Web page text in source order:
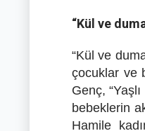
“Kül ve
“Kül ve
çocuklar ve
Genç,
bebeklerin
Hamile